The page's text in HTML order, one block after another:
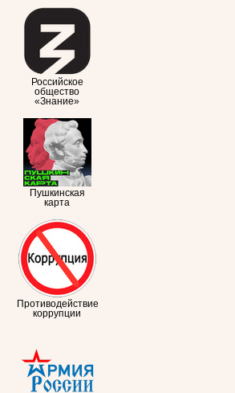
Российское
общество
«Знание»
Пушкинская
карта
Противодействие
коррупции